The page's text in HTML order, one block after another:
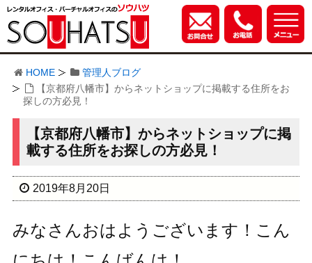
HOME
管理人ブログ
【京都府八幡市】からネットショップに掲載する住所をお
探しの方必見！
【京都府八幡市】からネットショップに掲
載する住所をお探しの方必見！
2019年8月20日
みなさんおはようございます！こん